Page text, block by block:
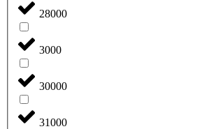
28000
3000
30000
31000